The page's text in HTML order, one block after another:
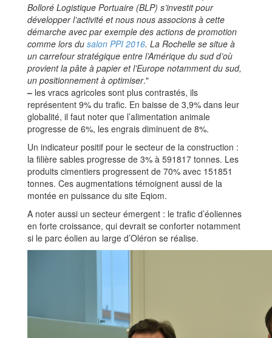
Bolloré Logistique Portuaire (BLP) s’investit pour
développer l’activité et nous nous associons à cette
démarche avec par exemple des actions de promotion
comme lors du salon PPI 2016. La Rochelle se situe à
un carrefour stratégique entre l’Amérique du sud d’où
provient la pâte à papier et l’Europe notamment du sud,
un positionnement à optimiser."
– les vracs agricoles sont plus contrastés, ils
représentent 9% du trafic. En baisse de 3,9% dans leur
globalité, il faut noter que l’alimentation animale
progresse de 6%, les engrais diminuent de 8%.
Un indicateur positif pour le secteur de la construction :
la filière sables progresse de 3% à 591817 tonnes. Les
produits cimentiers progressent de 70% avec 151851
tonnes. Ces augmentations témoignent aussi de la
montée en puissance du site Eqiom.
A noter aussi un secteur émergent : le trafic d’éoliennes
en forte croissance, qui devrait se conforter notamment
si le parc éolien au large d’Oléron se réalise.